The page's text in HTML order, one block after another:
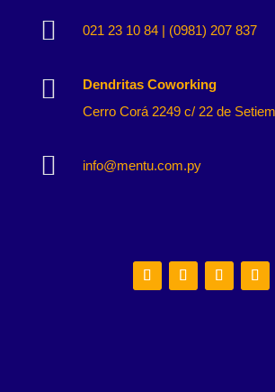
 021 23 10 84 | (0981) 207 837

Dendritas Coworking
Cerro Corá 2249 c/ 22 de
 info@mentu.com.py